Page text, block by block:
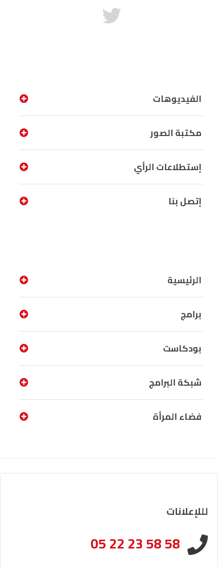
الفيديوهات
مكتبة الصور
إستطلاعات الرأي
إتصل بنا
الرئيسية
برامج
بودكاست
شبكة البرامج
فضاء المرأة
لللإعلانات
05 22 23 58 58